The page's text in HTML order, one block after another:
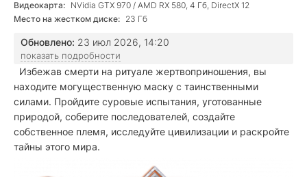
Видеокарта: NVidia GTX 970 / AMD RX 580, 4 Гб, DirectX 12
Место на жестком диске: 23 Гб
Обновлено: 23 июл 2026, 14:20
показать подробности
Избежав смерти на ритуале жертвоприношения, вы
находите могущественную маску с таинственными
силами. Пройдите суровые испытания, уготованные
природой, соберите последователей, создайте
собственное племя, исследуйте цивилизации и раскройте
тайны этого мира.